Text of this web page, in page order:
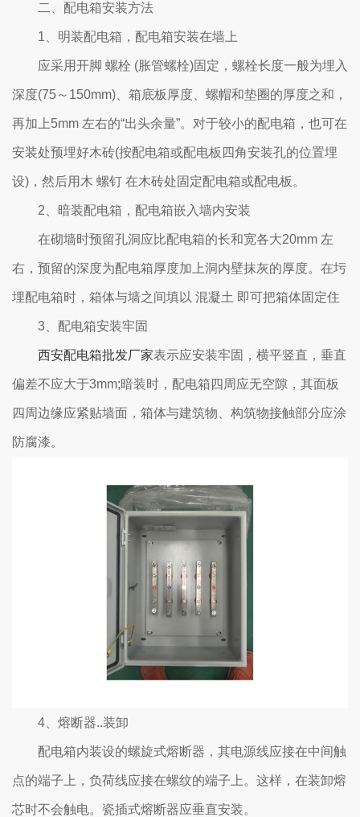
二、配电箱安装方法
1、明装配电箱，配电箱安装在墙上
应采用开脚 螺栓 (胀管螺栓)固定，螺栓长度一般为埋入
深度(75～150mm)、箱底板厚度、螺帽和垫圈的厚度之和，
再加上5mm 左右的“出头余量”。对于较小的配电箱，也可在
安装处预埋好木砖(按配电箱或配电板四角安装孔的位置埋
设)，然后用木 螺钉 在木砖处固定配电箱或配电板。
2、暗装配电箱，配电箱嵌入墙内安装
在砌墙时预留孔洞应比配电箱的长和宽各大20mm 左
右，预留的深度为配电箱厚度加上洞内壁抹灰的厚度。在圬
埋配电箱时，箱体与墙之间填以 混凝土 即可把箱体固定住
3、配电箱安装牢固
西安配电箱批发厂家表示应安装牢固，横平竖直，垂直
偏差不应大于3mm;暗装时，配电箱四周应无空隙，其面板
四周边缘应紧贴墙面，箱体与建筑物、构筑物接触部分应涂
防腐漆。
4、熔断器..装卸
配电箱内装设的螺旋式熔断器，其电源线应接在中间触
点的端子上，负荷线应接在螺纹的端子上。这样，在装卸熔
芯时不会触电。瓷插式熔断器应垂直安装。